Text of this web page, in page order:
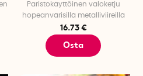
Paristokäyttöinen valoketju
hopeanvärisillä metalliviireillä
16.73 €
Osta